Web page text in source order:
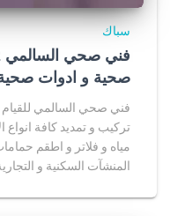
n
u
s
a
.
سباك
صحية و ادوات
فني صحي السالمي
تركيب و تمديد كافة
مياه و فلاتر و اطقم
المنشآت السكنية و